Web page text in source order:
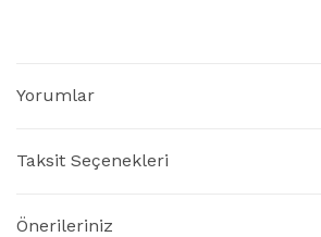
Yorumlar
Taksit Seçenekleri
Önerileriniz